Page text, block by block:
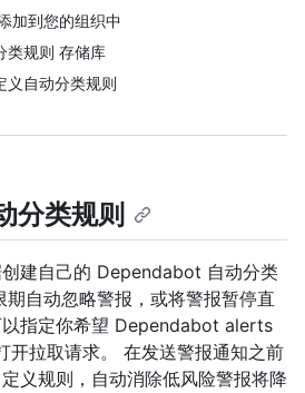
加到您的组织中
类规则 存储库
义自动分类规则
分类规则
建自己的 Dependabot 自动分类
自动忽略警报，或将警报暂停直
指定你希望 Dependabot alerts
拉取请求。 在发送警报通知之前
义规则，自动消除低风险警报将降